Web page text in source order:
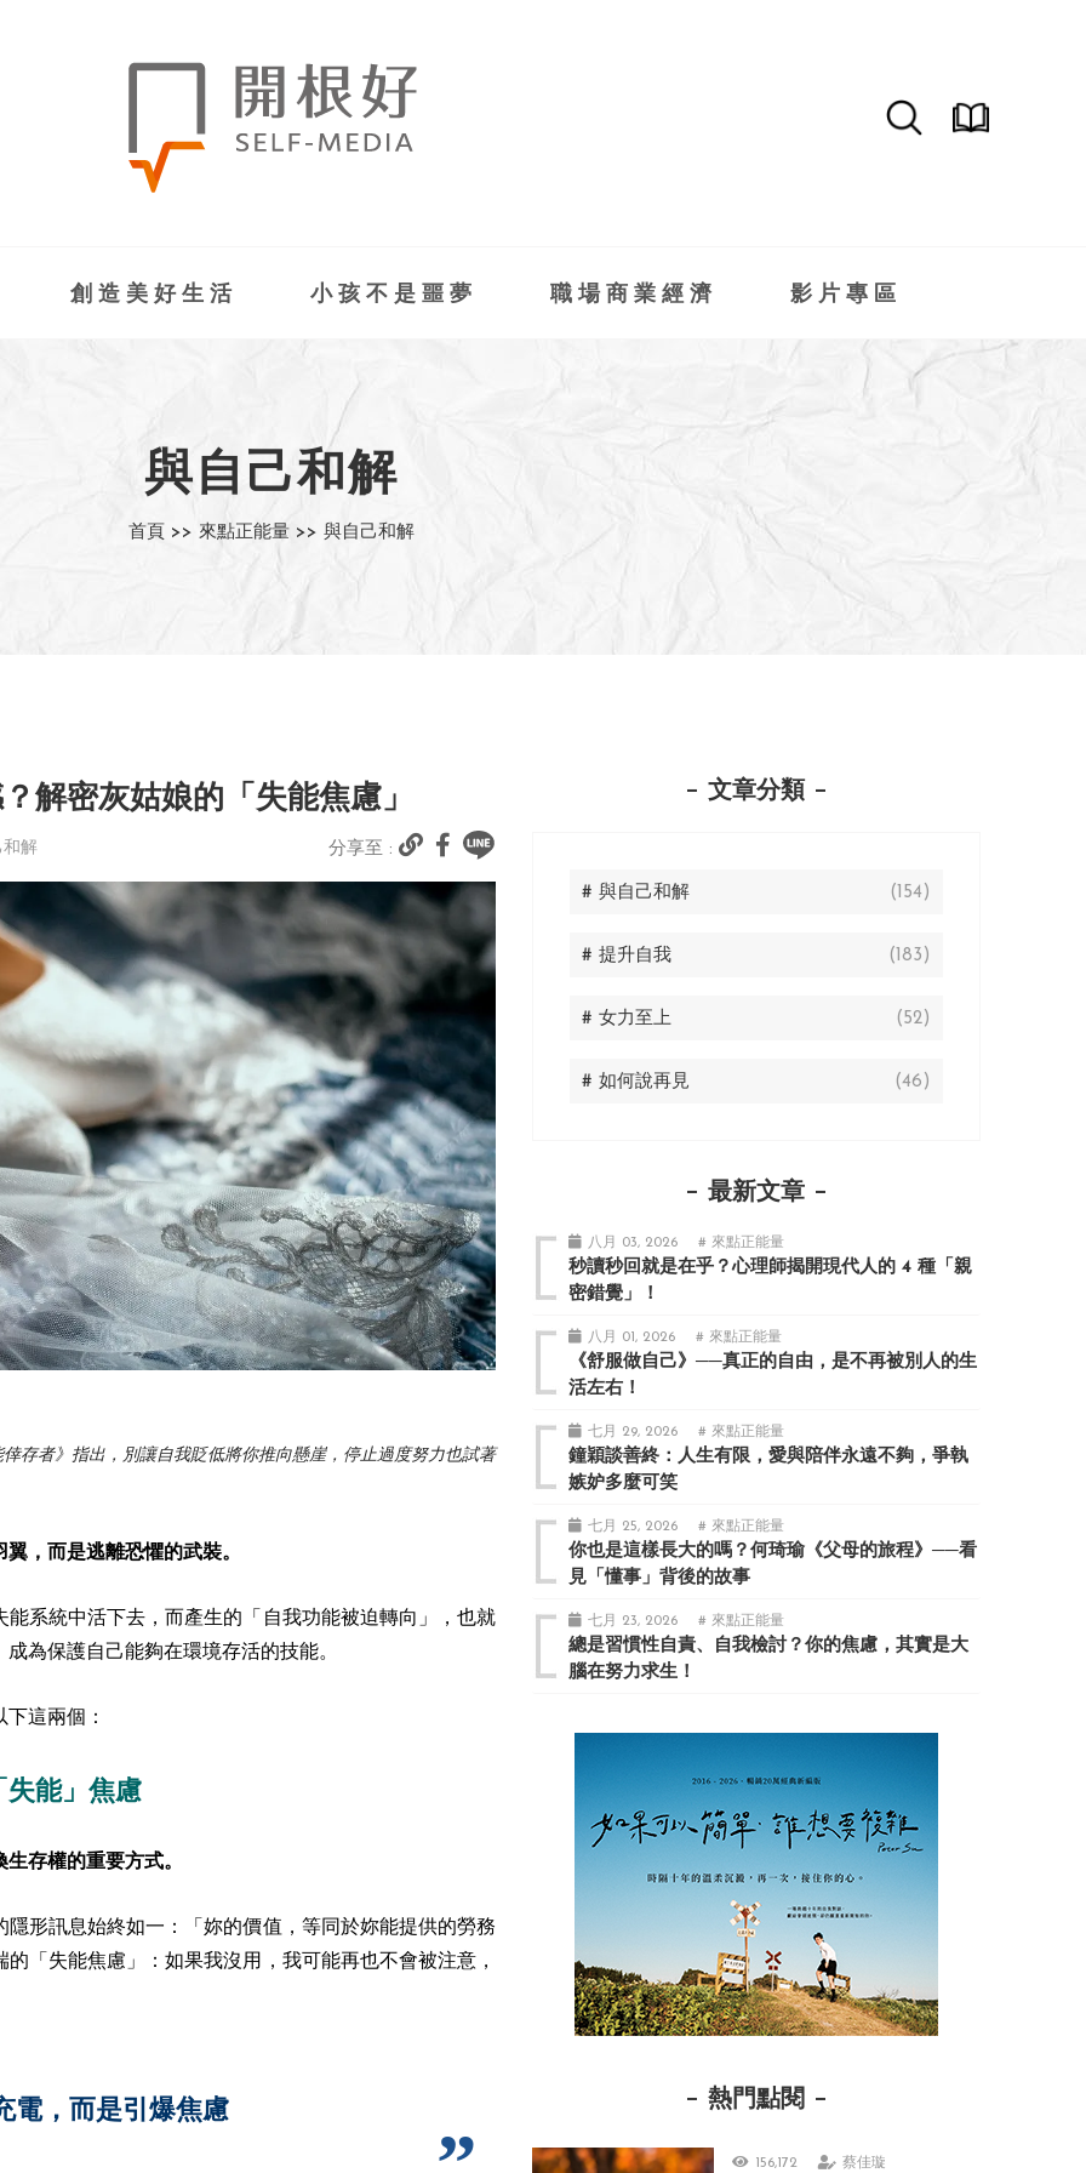
創造美好生活 小孩不是噩夢 職場商業經濟 影片專區
與自己和解
首頁 >> 來點正能量 >> 與自己和解
解密灰姑娘的「失能焦慮」
和解 分享至 :
存者》指出，別讓自我貶低將你推向懸崖，停止過度努力也試著
，而是逃離恐懼的武裝。
系統中活下去，而產生的「自我功能被迫轉向」，也就
為保護自己能夠在環境存活的技能。
這兩個：
能」焦慮
存權的重要方式。
形訊息始終如一：「妳的價值，等同於妳能提供的勞務
的「失能焦慮」：如果我沒用，我可能再也不會被注意，
電，而是引爆焦慮
文章分類
# 與自己和解 (154)
# 提升自我 (183)
# 女力至上 (52)
# 如何說再見 (46)
最新文章
八月 03, 2026 # 來點正能量
秒讀秒回就是在乎？心理師揭開現代人的 4 種「親
密錯覺」！
八月 01, 2026 # 來點正能量
《舒服做自己》──真正的自由，是不再被別人的生
活左右！
七月 29, 2026 # 來點正能量
鐘穎談善終：人生有限，愛與陪伴永遠不夠，爭執
嫉妒多麼可笑
七月 25, 2026 # 來點正能量
你也是這樣長大的嗎？何琦瑜《父母的旅程》──看
見「懂事」背後的故事
七月 23, 2026 # 來點正能量
總是習慣性自責、自我檢討？你的焦慮，其實是大
腦在努力求生！
熱門點閱
156,172 蔡佳璇